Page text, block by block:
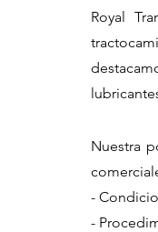
Royal
Nuestra
-
-